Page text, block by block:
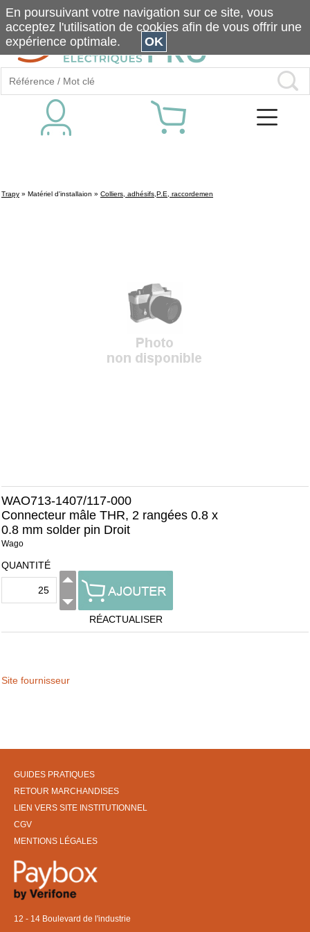
Trapy » Matériel d'installaion » Colliers, adhésifs,P.E, raccordemen
WAO713-1407/117-000
Connecteur mâle THR, 2 rangées 0.8 x
0.8 mm solder pin Droit
Wago
QUANTITÉ
RÉACTUALISER
Site fournisseur
GUIDES PRATIQUES
RETOUR MARCHANDISES
LIEN VERS SITE INSTITUTIONNEL
CGV
MENTIONS LÉGALES
12 - 14 Boulevard de l'industrie
En poursuivant votre navigation sur ce site, vous
acceptez l'utilisation de cookies afin de vous offrir une
expérience optimale.
OK